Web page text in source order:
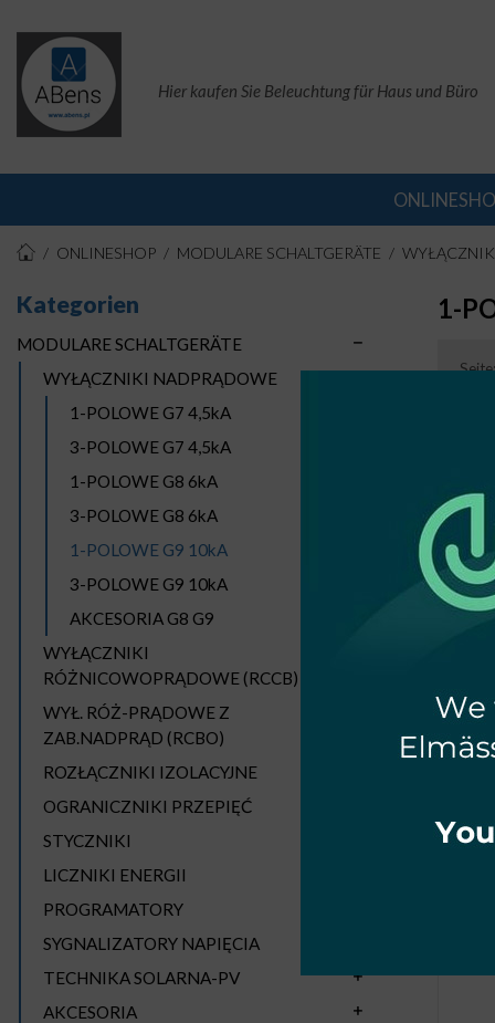
Hier kaufen Sie Beleuchtung für Haus und Büro
ONLINESHOP MODULARE SCHALTGERÄTE
Kategorien
MODULARE SCHALTGERÄTE
WYŁĄCZNIKI NADPRĄDOWE
1-POLOWE G7 4,5kA
3-POLOWE G7 4,5kA
1-POLOWE G8 6kA
3-POLOWE G8 6kA
1-POLOWE G9 10kA
3-POLOWE G9 10kA
AKCESORIA G8 G9
WYŁĄCZNIKI
RÓŻNICOWOPRĄDOWE (RCCB)
WYŁ. RÓŻ-PRĄDOWE Z
ZAB.NADPRĄD (RCBO)
ROZŁĄCZNIKI IZOLACYJNE
OGRANICZNIKI PRZEPIĘĆ
STYCZNIKI
LICZNIKI ENERGII
PROGRAMATORY
SYGNALIZATORY NAPIĘCIA
TECHNIKA SOLARNA-PV
AKCESORIA
1-